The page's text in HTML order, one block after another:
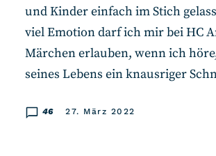
46 27. März 2022
und Kinder einfach im Stich
viel Emotion darf ich mir bei HC
Märchen erlauben, wenn ich
seines Lebens ein knausriger